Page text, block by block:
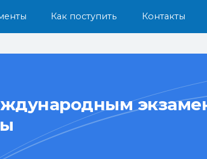
Как поступить Контакты